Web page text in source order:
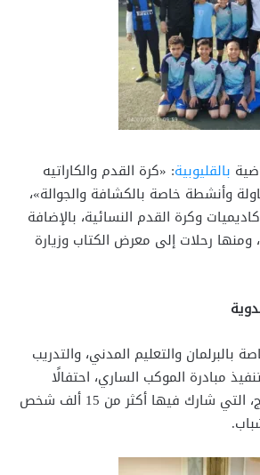
بالقليوبية: «كرة القدم والكاراتيه
وأنشطة خاصة بالكشافة والجوالة»،
وكرة القدم النسائية، بالإضافة
ومنها رحلات إلى معرض الكتاب وزيارة
والتعليم المدني، والتدريب
مبادرة الموكب الساري، احتفالًا
بذكرى الإسراء والمعراج، التي شارك فيها أكثر من 15 ألف شخص